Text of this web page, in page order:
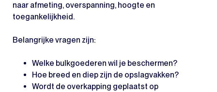
naar afmeting, overspanning, hoogte en
toegankelijkheid.
Belangrijke vragen zijn:
Welke bulkgoederen wil je beschermen?
Hoe breed en diep zijn de opslagvakken?
Wordt de overkapping geplaatst op